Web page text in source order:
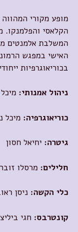
מופע מקורי
הקלאסי והפלמנקו.
המשלבת אלמנטים
האישי במפגש
בכוריאוגרפיות
ניהול אמנותי:
כוריאוגרפיה: מיכל
גיטרה: יחיאל חסון
חלילים: מרסלו זובר
כלי הקשה: ניסן
קונטרבס: חגי